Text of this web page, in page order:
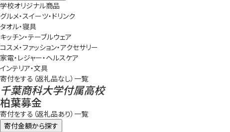
学校オリジナル商品
グルメ・スイーツ・ドリンク
タオル・寝具
キッチン・テーブルウェア
コスメ・ファッション・アクセサリー
家電・レジャー・ヘルスケア
インテリア・文具
寄付をする（返礼品なし）一覧
千葉商科大学付属高校
柏葉募金
寄付をする（返礼品あり）一覧
寄付金額から探す